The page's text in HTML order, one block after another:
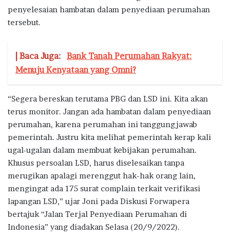
penyelesaian hambatan dalam penyediaan perumahan
tersebut.
| Baca Juga: Bank Tanah Perumahan Rakyat:
Menuju Kenyataan yang Omni?
“Segera bereskan terutama PBG dan LSD ini. Kita akan
terus monitor. Jangan ada hambatan dalam penyediaan
perumahan, karena perumahan ini tanggungjawab
pemerintah. Justru kita melihat pemerintah kerap kali
ugal-ugalan dalam membuat kebijakan perumahan.
Khusus persoalan LSD, harus diselesaikan tanpa
merugikan apalagi merenggut hak-hak orang lain,
mengingat ada 175 surat complain terkait verifikasi
lapangan LSD,” ujar Joni pada Diskusi Forwapera
bertajuk “Jalan Terjal Penyediaan Perumahan di
Indonesia” yang diadakan Selasa (20/9/2022).